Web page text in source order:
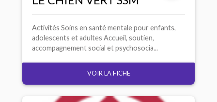
Activités Soins en santé mentale pour enfants,
adolescents et adultes Accueil, soutien,
accompagnement social et psychosocia...
VOIR LA FICHE